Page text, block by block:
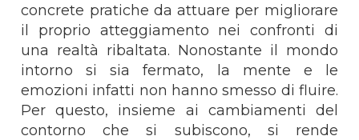
concrete pratiche da attuare per migliorare
il proprio atteggiamento nei confronti di
una realtà ribaltata. Nonostante il mondo
intorno si sia fermato, la mente e le
emozioni infatti non hanno smesso di fluire.
Per questo, insieme ai cambiamenti del
contorno che si subiscono, si rende